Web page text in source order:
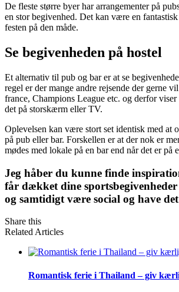
De fleste større byer har arrangementer på
en stor begivenhed. Det kan være en
festen på den måde.
Se begivenheden på hostel
Et alternativ til pub og bar er at se
regel er der mange andre rejsende der gerne
france, Champions League etc. og derfor viser
det på storskærm eller TV.
Oplevelsen kan være stort set identisk med at
på pub eller bar. Forskellen er at der nok er
mødes med lokale på en bar end når det er på
Jeg håber du kunne finde
får dækket dine sportsbegivenheder
og samtidigt være social og have
Share this
Related Articles
Romantisk ferie i Thailand – giv